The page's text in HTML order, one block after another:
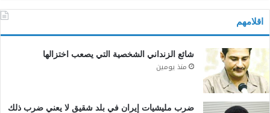
اقلامهم
شائع الزنداني الشخصية التي يصعب اختزالها
منذ يومين
ضرب مليشيات إيران في بلد شقيق لا يعني ضرب ذلك